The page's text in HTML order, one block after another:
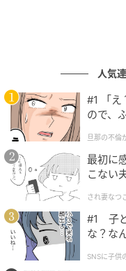
画像：大丸福岡天神店
福岡の人気ベーカリ
ク）』のオリジナ
が一度に楽しめる限
甘辛い特製ソースに
バンズの相性は抜群で
【大丸福岡天神店
本店」
人気
#1 「え
ので、
クチャ
旦那の不倫
最初に
こない
され妻なつ
#1 子
な？な
SNSに子供